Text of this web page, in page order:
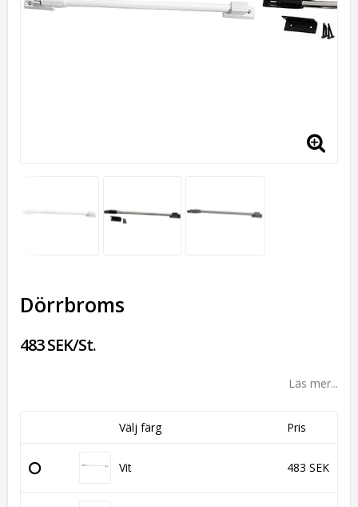
Dörrbroms
483 SEK/St.
Läs mer...
Välj färg Pris
Vit 483 SEK